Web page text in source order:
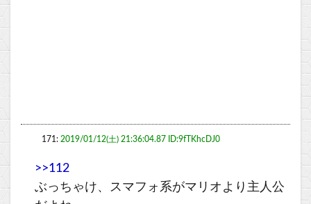
171: 2019/01/12(土) 21:36:04.87 ID:9fTKhcDJ0
>>112
ぶっちゃけ、スマフォ系がマリオより主人公